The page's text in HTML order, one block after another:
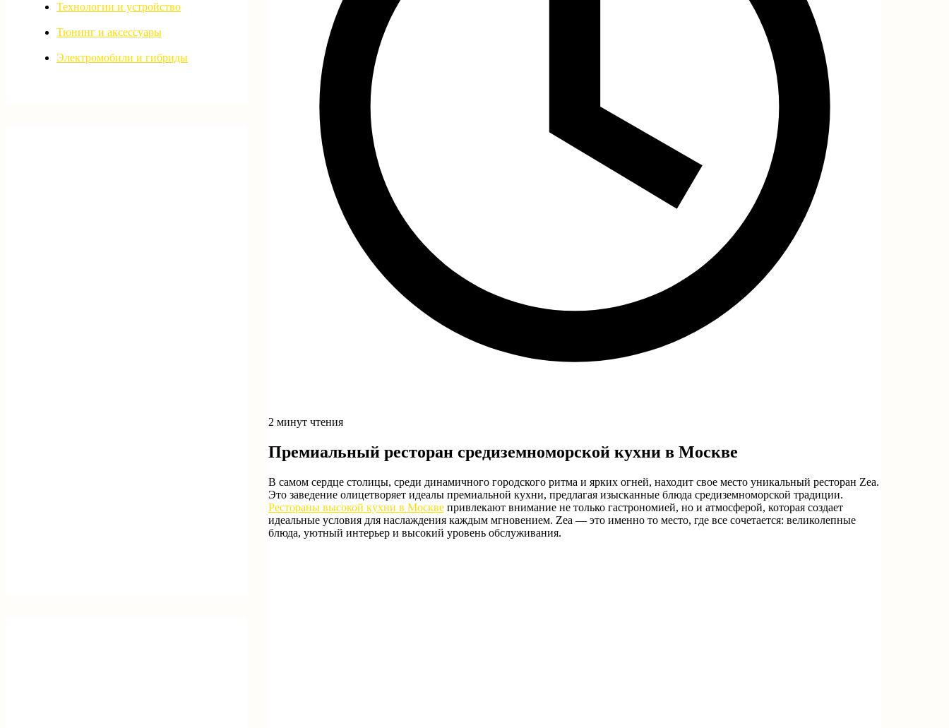
Технологии и устройство
Тюнинг и аксессуары
Электромобили и гибриды
2 минут чтения
Премиальный ресторан средиземноморской кухни в Москве
В самом сердце столицы, среди динамичного городского ритма и ярких огней, находит свое место уникальный ресторан Zea.
Это заведение олицетворяет идеалы премиальной кухни, предлагая изысканные блюда средиземноморской традиции.
Рестораны высокой кухни в Москве привлекают внимание не только гастрономией, но и атмосферой, которая создает
идеальные условия для наслаждения каждым мгновением. Zea — это именно то место, где все сочетается: великолепные
блюда, уютный интерьер и высокий уровень обслуживания.